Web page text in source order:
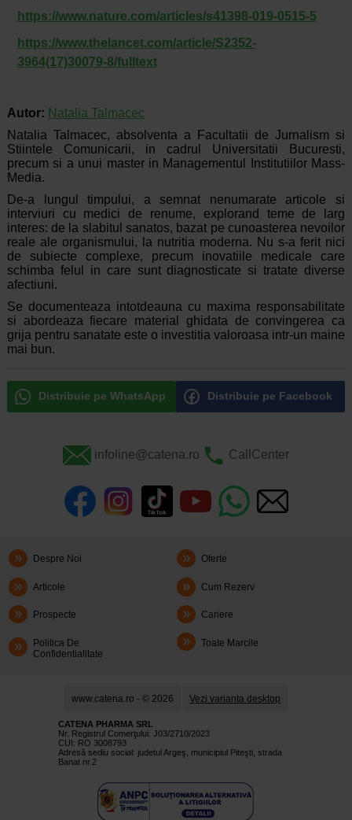
https://www.nature.com/articles/s41398-019-0515-5
https://www.thelancet.com/article/S2352-
3964(17)30079-8/fulltext
Autor: Natalia Talmacec
Natalia Talmacec, absolventa a Facultatii de Jurnalism si
Stiintele Comunicarii, in cadrul Universitatii Bucuresti,
precum si a unui master in Managementul Institutiilor Mass-
Media.
De-a lungul timpului, a semnat nenumarate articole si
interviuri cu medici de renume, explorand teme de larg
interes: de la slabitul sanatos, bazat pe cunoasterea nevoilor
reale ale organismului, la nutritia moderna. Nu s-a ferit nici
de subiecte complexe, precum inovatiile medicale care
schimba felul in care sunt diagnosticate si tratate diverse
afectiuni.
Se documenteaza intotdeauna cu maxima responsabilitate
si abordeaza fiecare material ghidata de convingerea ca
grija pentru sanatate este o investitia valoroasa intr-un maine
mai bun.
Distribuie pe WhatsApp Distribuie pe Facebook
infoline@catena.ro CallCenter
Despre Noi Oferte
Articole Cum Rezerv
Prospecte Cariere
Politica De
Confidentialitate
Toate Marcile
www.catena.ro - © 2026 Vezi varianta desktop
CATENA PHARMA SRL
Nr. Registrul Comerţului: J03/2710/2023
CUI: RO 3008793
Adresă sediu social: judetul Argeş, municipiul Piteşti, strada
Banat nr.2